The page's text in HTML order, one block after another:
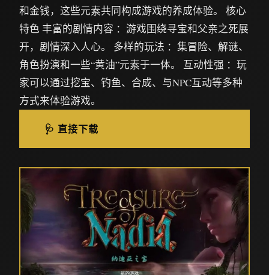
和金钱，这些元素共同构成游戏的养成体验。 核心
特色 丰富的剧情内容 ：游戏围绕寻宝和父亲之死展
开，剧情深入人心。 多样的玩法 ：集冒险、解谜、
角色扮演和一些“黄油”元素于一体。 互动性强 ：玩
家可以通过挖宝、钓鱼、合成、与NPC互动等多种
方式来体验游戏。
🩺 直接下载